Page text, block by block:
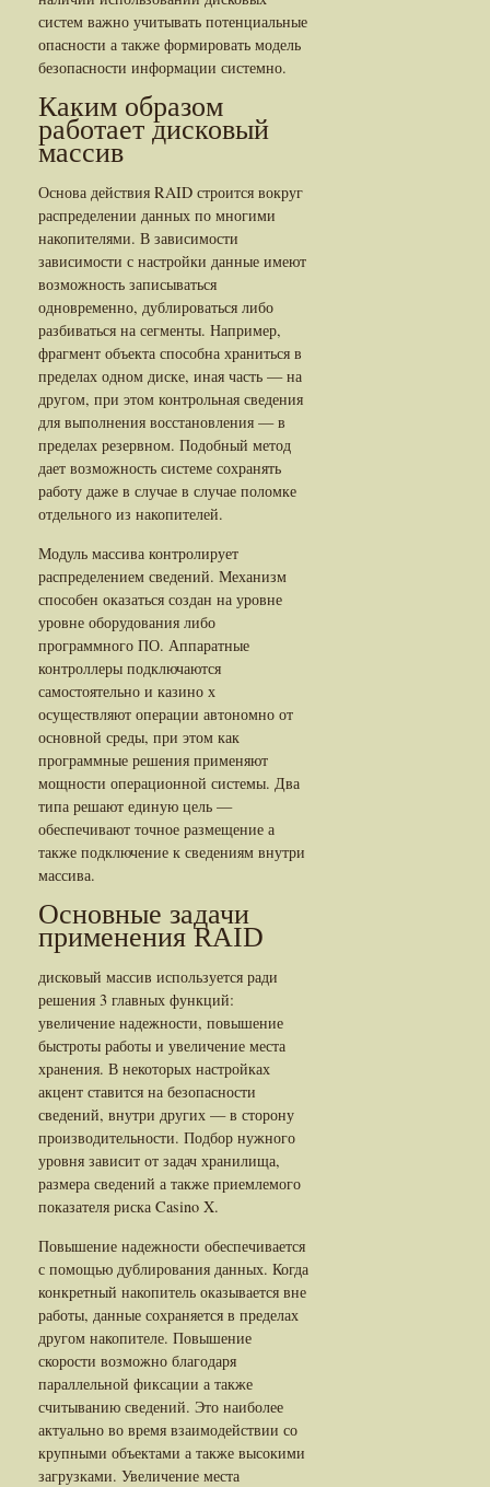
систем важно учитывать потенциальные
опасности а также формировать модель
безопасности информации системно.
Каким образом
работает дисковый
массив
Основа действия RAID строится вокруг
распределении данных по многими
накопителями. В зависимости
зависимости с настройки данные имеют
возможность записываться
одновременно, дублироваться либо
разбиваться на сегменты. Например,
фрагмент объекта способна храниться в
пределах одном диске, иная часть — на
другом, при этом контрольная сведения
для выполнения восстановления — в
пределах резервном. Подобный метод
дает возможность системе сохранять
работу даже в случае в случае поломке
отдельного из накопителей.
Модуль массива контролирует
распределением сведений. Механизм
способен оказаться создан на уровне
уровне оборудования либо
программного ПО. Аппаратные
контроллеры подключаются
самостоятельно и казино х
осуществляют операции автономно от
основной среды, при этом как
программные решения применяют
мощности операционной системы. Два
типа решают единую цель —
обеспечивают точное размещение а
также подключение к сведениям внутри
массива.
Основные задачи
применения RAID
дисковый массив используется ради
решения 3 главных функций:
увеличение надежности, повышение
быстроты работы и увеличение места
хранения. В некоторых настройках
акцент ставится на безопасности
сведений, внутри других — в сторону
производительности. Подбор нужного
уровня зависит от задач хранилища,
размера сведений а также приемлемого
показателя риска Casino X.
Повышение надежности обеспечивается
с помощью дублирования данных. Когда
конкретный накопитель оказывается вне
работы, данные сохраняется в пределах
другом накопителе. Повышение
скорости возможно благодаря
параллельной фиксации а также
считыванию сведений. Это наиболее
актуально во время взаимодействии со
крупными объектами а также высокими
загрузками. Увеличение места